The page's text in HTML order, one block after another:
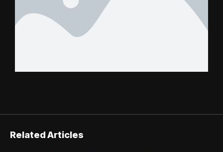
Related Articles